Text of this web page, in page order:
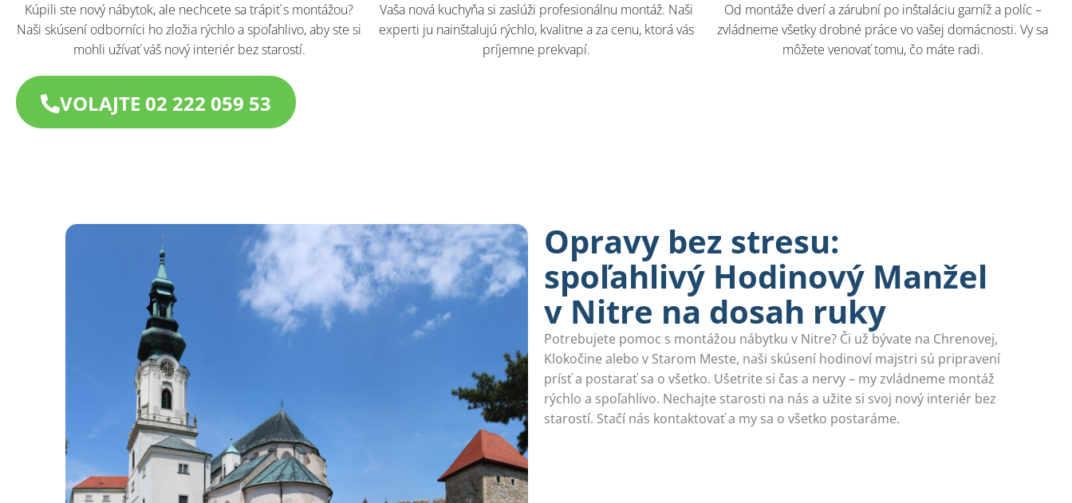
Kúpili ste nový nábytok, ale nechcete sa trápiť s montážou?
Naši skúsení odborníci ho zložia rýchlo a spoľahlivo, aby ste si
mohli užívať váš nový interiér bez starostí.
Vaša nová kuchyňa si zaslúži profesionálnu montáž. Naši
experti ju nainštalujú rýchlo, kvalitne a za cenu, ktorá vás
príjemne prekvapí.
Od montáže dverí a zárubní po inštaláciu garníž a políc –
zvládneme všetky drobné práce vo vašej domácnosti. Vy sa
môžete venovať tomu, čo máte radi.
VOLAJTE 02 222 059 53
Opravy bez stresu:
spoľahlivý Hodinový Manžel
v Nitre na dosah ruky
Potrebujete pomoc s montážou nábytku v Nitre? Či už bývate na Chrenovej,
Klokočine alebo v Starom Meste, naši skúsení hodinoví majstri sú pripravení
prísť a postarať sa o všetko. Ušetrite si čas a nervy – my zvládneme montáž
rýchlo a spoľahlivo. Nechajte starosti na nás a užite si svoj nový interiér bez
starostí. Stačí nás kontaktovať a my sa o všetko postaráme.